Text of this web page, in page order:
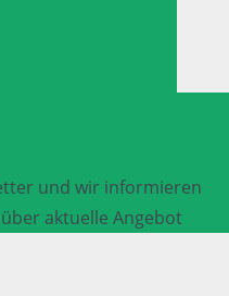
und wir informieren
aktuelle Angebot